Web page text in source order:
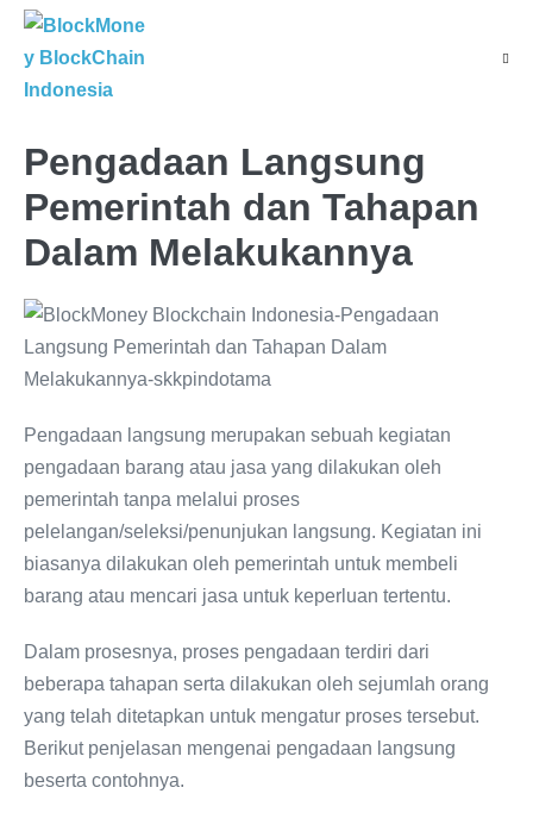
Pengadaan Langsung
Pemerintah dan Tahapan
Dalam Melakukannya
Pengadaan langsung merupakan sebuah kegiatan
pengadaan barang atau jasa yang dilakukan oleh
pemerintah tanpa melalui proses
pelelangan/seleksi/penunjukan langsung. Kegiatan ini
biasanya dilakukan oleh pemerintah untuk membeli
barang atau mencari jasa untuk keperluan tertentu.
Dalam prosesnya, proses pengadaan terdiri dari
beberapa tahapan serta dilakukan oleh sejumlah orang
yang telah ditetapkan untuk mengatur proses tersebut.
Berikut penjelasan mengenai pengadaan langsung
beserta contohnya.